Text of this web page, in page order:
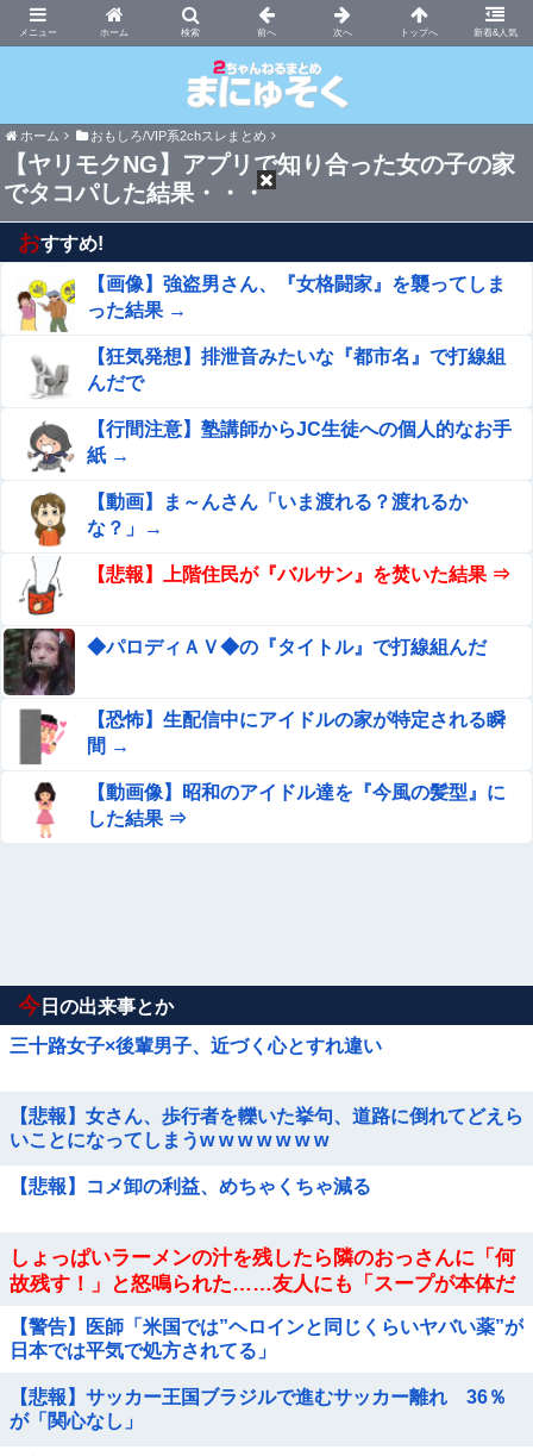
ホーム 新着&人気
まにゅそく 2chまとめニュース速報VIP
ホーム おもしろ/VIP系2chスレまとめ
【ヤリモクNG】アプリで知り合った女の子の家
でタコパした結果・・・
おすすめ!
【画像】強盗男さん、『女格闘家』を襲ってしま
った結果 →
【狂気発想】排泄音みたいな『都市名』で打線組
んだで
【行間注意】塾講師からJC生徒への個人的なお手
紙 →
【動画】ま～んさん「いま渡れる？渡れるか
な？」→
【悲報】上階住民が『バルサン』を焚いた結果 ⇒
◆パロディＡＶ◆の『タイトル』で打線組んだ
【恐怖】生配信中にアイドルの家が特定される瞬
間 →
【動画像】昭和のアイドル達を『今風の髪型』に
した結果 ⇒
今 日の出来事とか
三十路女子×後輩男子、近づく心とすれ違い
【悲報】女さん、歩行者を轢いた挙句、道路に倒れてどえら
いことになってしまうw w w w w w w
【悲報】コメ卸の利益、めちゃくちゃ減る
しょっぱいラーメンの汁を残したら隣のおっさんに「何
故残す！」と怒鳴られた……友人にも「スープが本体だ
好みは自由だろ！
【警告】医師「米国では”ヘロインと同じくらいヤバい薬”が
日本では平気で処方されてる」
【悲報】サッカー王国ブラジルで進むサッカー離れ 36％
が「関心なし」